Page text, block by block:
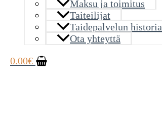
Maksu ja toimitus
Taiteilijat
Taidepalvelun historia
Ota yhteyttä
0.00€